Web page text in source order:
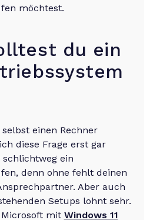
möchtest.
du ein
einen Rechner
diese Frage erst gar
ein
denn ohne fehlt deinen
Aber auch
Setups lohnt sehr.
mit Windows 11